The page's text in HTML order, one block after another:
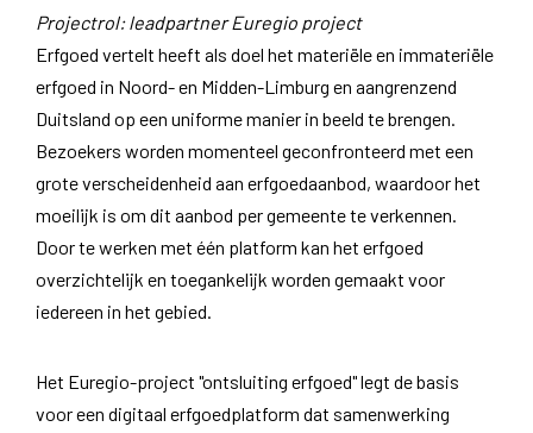
Projectrol: leadpartner Euregio project
Erfgoed vertelt heeft als doel het materiële en immateriële
erfgoed in Noord- en Midden-Limburg en aangrenzend
Duitsland op een uniforme manier in beeld te brengen.
Bezoekers worden momenteel geconfronteerd met een
grote verscheidenheid aan erfgoedaanbod, waardoor het
moeilijk is om dit aanbod per gemeente te verkennen.
Door te werken met één platform kan het erfgoed
overzichtelijk en toegankelijk worden gemaakt voor
iedereen in het gebied.
Het Euregio-project "ontsluiting erfgoed" legt de basis
voor een digitaal erfgoedplatform dat samenwerking